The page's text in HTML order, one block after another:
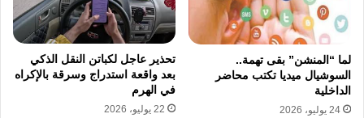
لما “المنشن” بقى تهمة..
السوشيال ميديا تكتب محاضر
الداخلية
24 يوليو، 2026
تحذير عاجل لكباتن النقل الذكي
بعد واقعة استدراج وسرقة بالإكراه
في الهرم
22 يوليو، 2026